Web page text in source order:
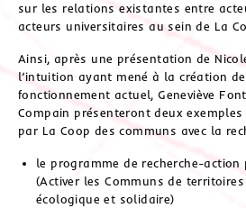
sur les relations existantes entre
acteurs universitaires au sein de La
Ainsi, après une présentation de
l’intuition ayant mené à la création
fonctionnement actuel, Geneviève
Compain présenteront deux
par La Coop des communs avec la
le programme de recherche-action
(Activer les Communs de
écologique et solidaire)